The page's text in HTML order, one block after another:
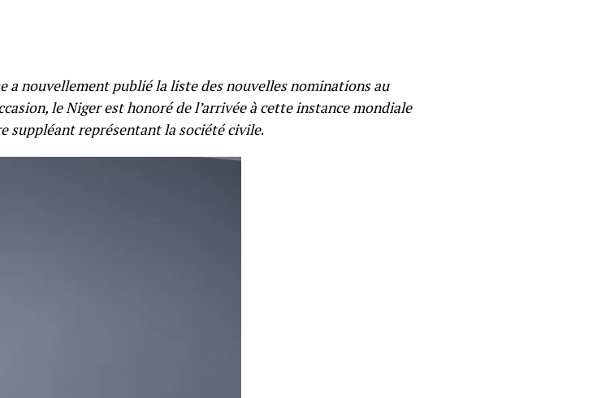
a nouvellement publié la liste des nouvelles nominations au
le Niger est honoré de l’arrivée à cette instance mondiale
suppléant représentant la société civile.